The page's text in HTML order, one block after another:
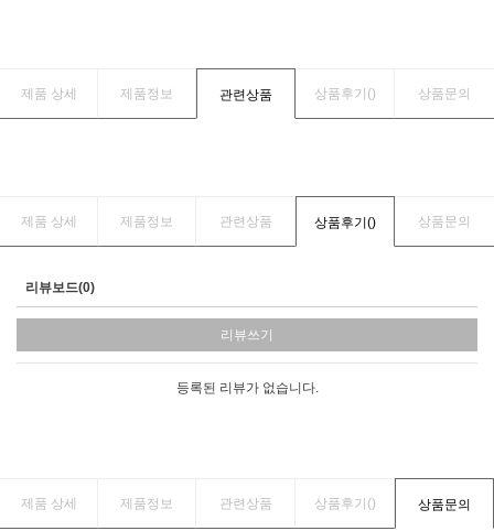
제품 상세 제품정보 관련상품 상품후기() 상품문의
제품 상세 제품정보 관련상품 상품후기() 상품문의
리뷰보드(0)
리뷰쓰기
등록된 리뷰가 없습니다.
제품 상세 제품정보 관련상품 상품후기() 상품문의